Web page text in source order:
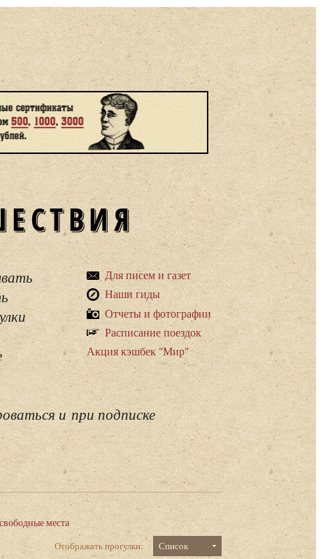
Для писем и газет
Наши гиды
Отчеты и фотографии
Расписание поездок
Акция кэшбек "Мир"
и при подписке
свободные места
Отображать прогулки:
Список